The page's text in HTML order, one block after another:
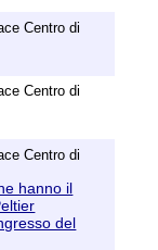
Centro di
Centro di
Centro di
hanno il
del